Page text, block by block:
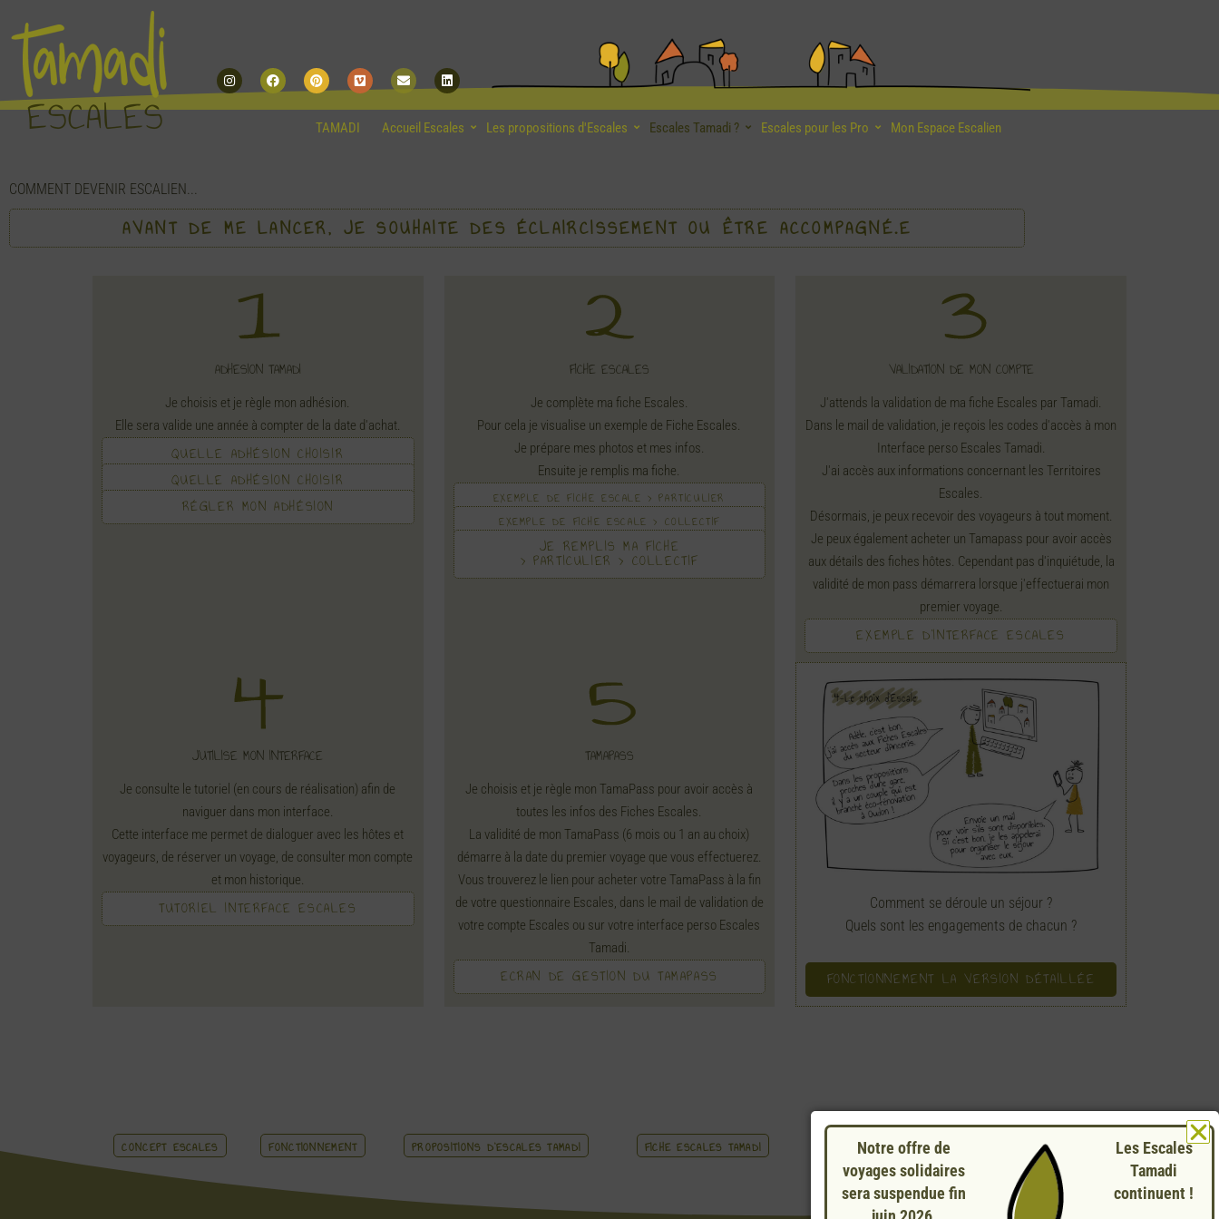
InstagramFacebookPinterestVimeo EnvelopeLinkedin
ESCALES TAMADI Accueil Escales Les propositions d'Escales Escales Tamadi ? Escales pour les Pro Mon Espace Escalien
COMMENT DEVENIR ESCALIEN...
AVANT DE ME LANCER, JE SOUHAITE DES ÉCLAIRCISSEMENT OU ÊTRE ACCOMPAGNÉ.E​
ADHESION TAMADI
Je choisis et je règle mon adhésion.
Elle sera valide une année à compter de la date d'achat.
QUELLE ADHÉSION CHOISIR
QUELLE ADHÉSION CHOISIR
RÉGLER MON ADHÉSION
FICHE ESCALES
Je complète ma fiche Escales.
Pour cela je visualise un exemple de Fiche Escales.
Je prépare mes photos et mes infos.
Ensuite je remplis ma fiche.
EXEMPLE DE FICHE ESCALE > PARTICULIER
EXEMPLE DE FICHE ESCALE > COLLECTIF
JE REMPLIS MA FICHE
> PARTICULIER > COLLECTIF
VALIDATION DE MON COMPTE
J'attends la validation de ma fiche Escales par Tamadi.
Dans le mail de validation, je reçois les codes d'accès à mon
Interface perso Escales Tamadi.
J'ai accès aux informations concernant les Territoires
Escales.
Désormais, je peux recevoir des voyageurs à tout moment.
Je peux également acheter un Tamapass pour avoir accès
aux détails des fiches hôtes. Cependant pas d'inquiétude, la
validité de mon pass démarrera lorsque j'effectuerai mon
premier voyage.
EXEMPLE D'INTERFACE ESCALES
J'UTILISE MON INTERFACE
Je consulte le tutoriel (en cours de réalisation) afin de
naviguer dans mon interface.
Cette interface me permet de dialoguer avec les hôtes et
voyageurs, de réserver un voyage, de consulter mon compte
et mon historique.
TUTORIEL INTERFACE ESCALES
TAMAPASS
Je choisis et je règle mon TamaPass pour avoir accès à
toutes les infos des Fiches Escales.
La validité de mon TamaPass (6 mois ou 1 an au choix)
démarre à la date du premier voyage que vous effectuerez.
Vous trouverez le lien pour acheter votre TamaPass à la fin
de votre questionnaire Escales, dans le mail de validation de
votre compte Escales ou sur votre interface perso Escales
Tamadi.
ECRAN DE GESTION DU TAMAPASS
Comment se déroule un séjour ?
Quels sont les engagements de chacun ?
FONCTIONNEMENT LA VERSION DÉTAILLÉE
CONCEPT ESCALES FONCTIONNEMENT PROPOSITIONS D'ESCALES TAMADI FICHE ESCALES TAMADI MON ESPACE ESCALIEN
Notre offre de
voyages solidaires
sera suspendue fin
Les Escales
Tamadi
continuent !